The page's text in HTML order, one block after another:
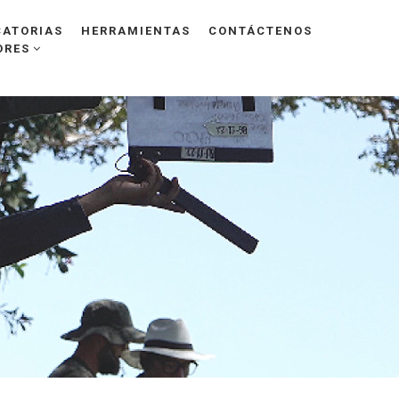
HERRAMIENTAS CONTÁCTENOS